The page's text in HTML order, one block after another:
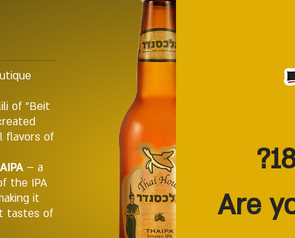
of "Beit
flavors of
– a
the IPA
it
tastes of